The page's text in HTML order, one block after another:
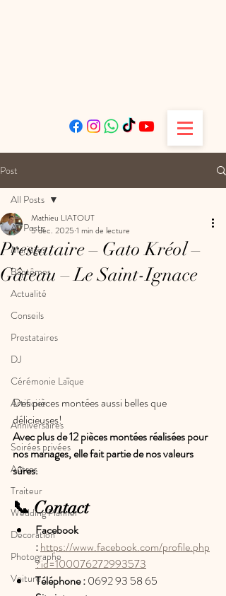
Post
All Posts
Mariages
Baptêmes
Actualité
Conseils
Prestataires
DJ
Cérémonie Laïque
Artificier
Anniversaires
Soirées privées
Autres
Traiteur
Wedding Planner
Décoration
Photographe
Voiture
All Posts
Prestataire – Gato Kréol –
Gâteau – Le Saint-Ignace
Mathieu LIATOUT
5 déc. 2025 1 min de lecture
Des pièces montées aussi belles que
délicieuses!
Avec plus de 12 pièces montées réalisées pour
nos mariages, elle fait partie de nos valeurs
sûres.
📞 Contact
Facebook
:https://www.facebook.com/profile.php
?id=100076272993573
Téléphone : ‬0692 93 58 65